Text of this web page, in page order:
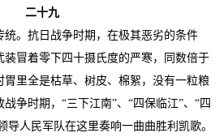
二十九
。抗日战争时期，在极其恶劣的条件
装冒着零下四十摄氏度的严寒，同数倍于
胃里全是枯草、树皮、棉絮，没有一粒粮
争时期，“三下江南”、“四保临江”、“四
导人民军队在这里奏响一曲曲胜利凯歌。